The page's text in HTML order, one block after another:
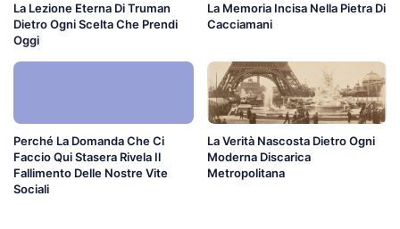
La Lezione Eterna Di Truman
Dietro Ogni Scelta Che Prendi
Oggi
La Memoria Incisa Nella Pietra Di
Cacciamani
Perché La Domanda Che Ci
Faccio Qui Stasera Rivela Il
Fallimento Delle Nostre Vite
Sociali
La Verità Nascosta Dietro Ogni
Moderna Discarica
Metropolitana